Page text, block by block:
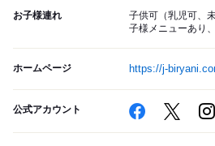
お子様連れ
子供可（乳児可、
子様メニューあり
ホームページ https://j-
公式アカウント